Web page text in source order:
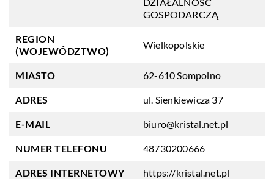
GOSPODARCZĄ
REGION
(WOJEWÓDZTWO)
Wielkopolskie
MIASTO 62-610 Sompolno
ADRES ul. Sienkiewicza 37
E-MAIL biuro@kristal.net.pl
NUMER TELEFONU 48730200666
ADRES INTERNETOWY https://kristal.net.pl